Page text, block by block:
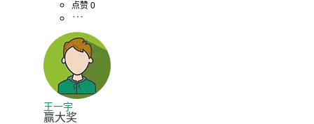
点赞 0
王一宇
赢大奖